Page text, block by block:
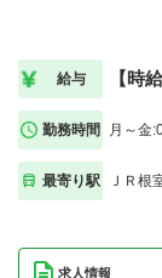
給与 【時
勤務時間 月～金
最寄り駅 ＪＲ根
求人情報